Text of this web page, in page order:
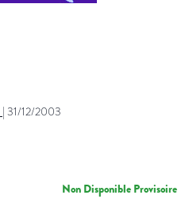
| 31/12/2003
Non Disponible Provisoire